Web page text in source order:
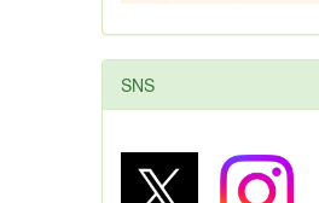
SNS